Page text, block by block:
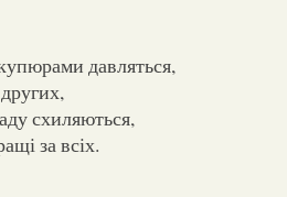
давляться,
схиляються,
за всіх.